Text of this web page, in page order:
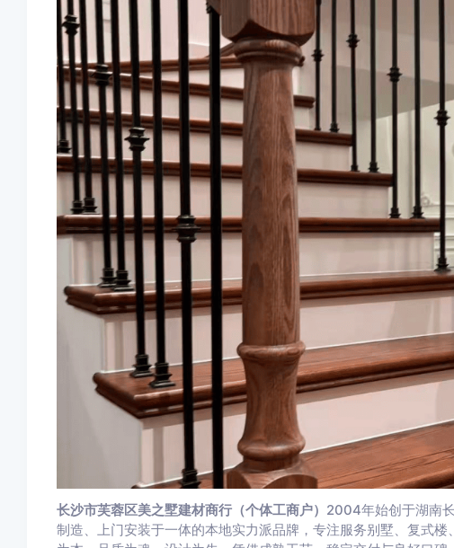
长沙市芙蓉区美之墅建材商行（个体工商户） 2004年始创于湖南
制造、上门安装于一体的本地实力派品牌，专注服务别墅、复式